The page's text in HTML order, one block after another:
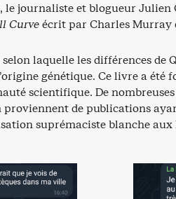
le journaliste et blogueur Julien
Curveécrit par Charles Murray
laquelle les différences de
génétique. Ce livre a
scientifique. De
de publications
suprémaciste blanche aux